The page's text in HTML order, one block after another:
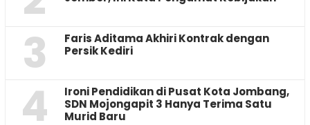
3
Faris Aditama Akhiri Kontrak dengan
Persik Kediri
4
Ironi Pendidikan di Pusat Kota Jombang,
SDN Mojongapit 3 Hanya Terima Satu
Murid Baru